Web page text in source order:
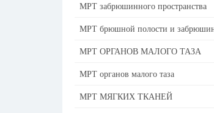
МРТ забрюшинного пространства
МРТ брюшной полости и
МРТ ОРГАНОВ МАЛОГО ТАЗА
МРТ органов малого таза
МРТ МЯГКИХ ТКАНЕЙ